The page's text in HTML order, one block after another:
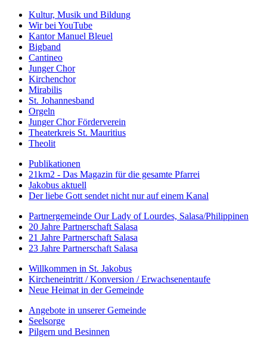
Kultur, Musik und Bildung
Wir bei YouTube
Kantor Manuel Bleuel
Bigband
Cantineo
Junger Chor
Kirchenchor
Mirabilis
St. Johannesband
Orgeln
Junger Chor Förderverein
Theaterkreis St. Mauritius
Theolit
Publikationen
21km2 - Das Magazin für die gesamte Pfarrei
Jakobus aktuell
Der liebe Gott sendet nicht nur auf einem Kanal
Partnergemeinde Our Lady of Lourdes, Salasa/Philippinen
20 Jahre Partnerschaft Salasa
21 Jahre Partnerschaft Salasa
23 Jahre Partnerschaft Salasa
Willkommen in St. Jakobus
Kircheneintritt / Konversion / Erwachsenentaufe
Neue Heimat in der Gemeinde
Angebote in unserer Gemeinde
Seelsorge
Pilgern und Besinnen